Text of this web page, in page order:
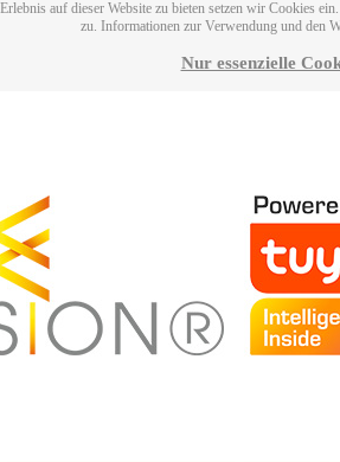
auf dieser Website zu bieten setzen wir Cookies
zu. Informationen zur Verwendung und den
Nur essenzielle